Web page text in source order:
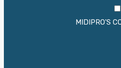
MIDIPRO'S